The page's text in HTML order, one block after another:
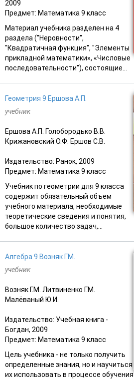
2009
Предмет: Математика 9 класс
Материал учебника разделен на 4
раздела ("Неровности",
"Квадратичная функция", "Элементы
прикладной математики», «Числовые
последовательности"), состоящие...
Геометрия 9 Ершова А.П.
учебник
Ершова А.П. Голобородько В.В.
Крижановский О.Ф. Ершов С.В.
Издательство: Ранок, 2009
Предмет: Математика 9 класс
Учебник по геометрии для 9 класса
содержит обязательный объем
учебного материала, необходимые
теоретические сведения и понятия,
большое количество задач,...
Алгебра 9 Возняк Г.М.
учебник
Возняк Г.М. Литвиненко Г.М.
Малёваный Ю.И.
Издательство: Учебная книга -
Богдан, 2009
Предмет: Математика 9 класс
Цель учебника - не только получить
определенные знания, но и научиться
их использовать в процессе обучения